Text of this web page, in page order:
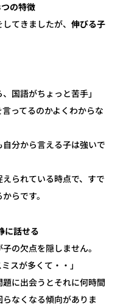
の特徴
てきましたが、伸びる子
国語がちょっと苦手」
ってるのかよくわからな
分から言える子は強いで
られている時点で、すで
らです。
に話せる
の欠点を隠しません。
スが多くて・・」
題に出会うとそれに何時間
なくなる傾向がありま